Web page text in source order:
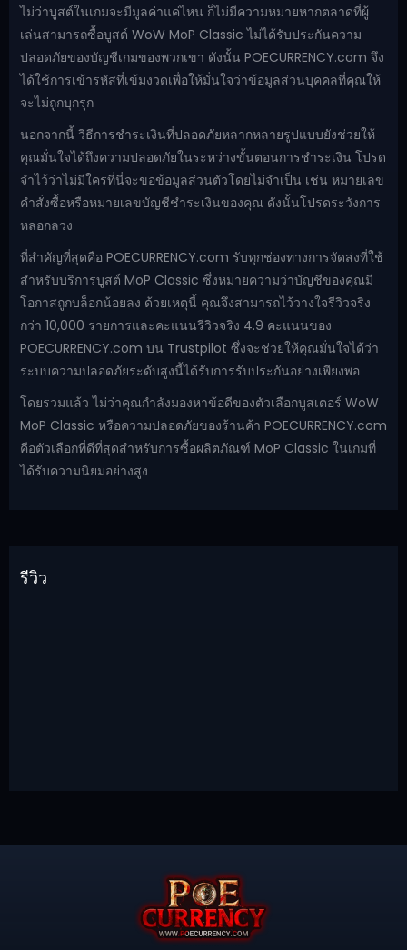
ไม่ว่าบูสต์ในเกมจะมีมูลค่าแค่ไหน ก็ไม่มีความหมายหากตลาดที่ผู้
เล่นสามารถซื้อบูสต์ WoW MoP Classic ไม่ได้รับประกันความ
ปลอดภัยของบัญชีเกมของพวกเขา ดังนั้น POECURRENCY.com จึง
ได้ใช้การเข้ารหัสที่เข้มงวดเพื่อให้มั่นใจว่าข้อมูลส่วนบุคคลที่คุณให้
จะไม่ถูกบุกรุก
นอกจากนี้ วิธีการชำระเงินที่ปลอดภัยหลากหลายรูปแบบยังช่วยให้
คุณมั่นใจได้ถึงความปลอดภัยในระหว่างขั้นตอนการชำระเงิน โปรด
จำไว้ว่าไม่มีใครที่นี่จะขอข้อมูลส่วนตัวโดยไม่จำเป็น เช่น หมายเลข
คำสั่งซื้อหรือหมายเลขบัญชีชำระเงินของคุณ ดังนั้นโปรดระวังการ
หลอกลวง
ที่สำคัญที่สุดคือ POECURRENCY.com รับทุกช่องทางการจัดส่งที่ใช้
สำหรับบริการบูสต์ MoP Classic ซึ่งหมายความว่าบัญชีของคุณมี
โอกาสถูกบล็อกน้อยลง ด้วยเหตุนี้ คุณจึงสามารถไว้วางใจรีวิวจริง
กว่า 10,000 รายการและคะแนนรีวิวจริง 4.9 คะแนนของ
POECURRENCY.com บน Trustpilot ซึ่งจะช่วยให้คุณมั่นใจได้ว่า
ระบบความปลอดภัยระดับสูงนี้ได้รับการรับประกันอย่างเพียงพอ
โดยรวมแล้ว ไม่ว่าคุณกำลังมองหาข้อดีของตัวเลือกบูสเตอร์ WoW
MoP Classic หรือความปลอดภัยของร้านค้า POECURRENCY.com
คือตัวเลือกที่ดีที่สุดสำหรับการซื้อผลิตภัณฑ์ MoP Classic ในเกมที่
ได้รับความนิยมอย่างสูง
รีวิว